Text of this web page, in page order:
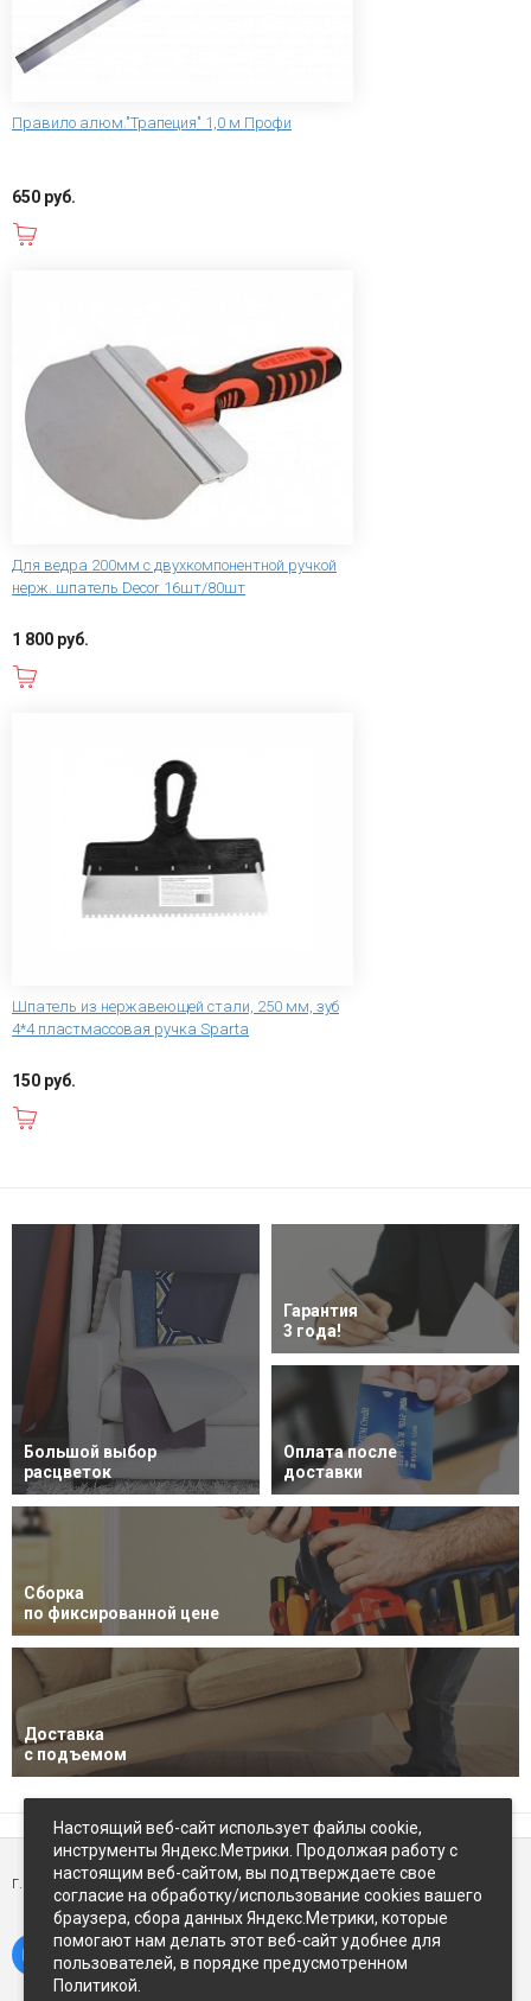
Правило алюм."Трапеция" 1,0 м Профи
650 руб.
Для ведра 200мм с двухкомпонентной ручкой
нерж. шпатель Decor 16шт/80шт
1 800 руб.
Шпатель из нержавеющей стали, 250 мм, зуб
4*4 пластмассовая ручка Sparta
150 руб.
Большой выбор
расцветок
Гарантия
3 года!
Оплата после
доставки
Сборка
по фиксированной цене
Доставка
с подъемом
г. Петропавловск-Камчатский,ул Восточное-шоссе, д.5
Настоящий веб-сайт использует файлы cookie,
инструменты Яндекс.Метрики. Продолжая работу с
настоящим веб-сайтом, вы подтверждаете свое
согласие на обработку/использование cookies вашего
браузера, сбора данных Яндекс.Метрики, которые
помогают нам делать этот веб-сайт удобнее для
пользователей, в порядке предусмотренном
Политикой.